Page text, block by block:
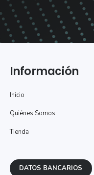
Información
Inicio
Quiénes Somos
Tienda
DATOS BANCARIOS